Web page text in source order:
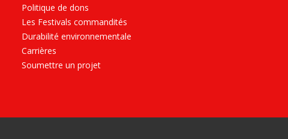
Politique de dons
Les Festivals commandités
Durabilité environnementale
Carrières
Soumettre un projet